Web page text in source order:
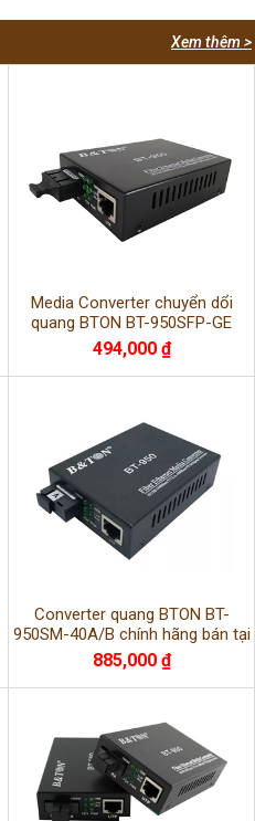
Xem thêm >
Media Converter chuyển dổi
quang BTON BT-950SFP-GE
494,000 ₫
Converter quang BTON BT-
950SM-40A/B chính hãng bán tại
Hà Nội
885,000 ₫